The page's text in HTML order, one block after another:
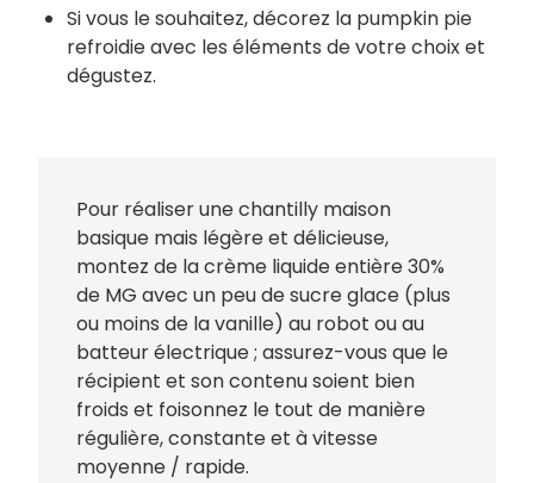
Si vous le souhaitez, décorez la pumpkin pie
refroidie avec les éléments de votre choix et
dégustez.
Pour réaliser une chantilly maison
basique mais légère et délicieuse,
montez de la crème liquide entière 30%
de MG avec un peu de sucre glace (plus
ou moins de la vanille) au robot ou au
batteur électrique ; assurez-vous que le
récipient et son contenu soient bien
froids et foisonnez le tout de manière
régulière, constante et à vitesse
moyenne / rapide.